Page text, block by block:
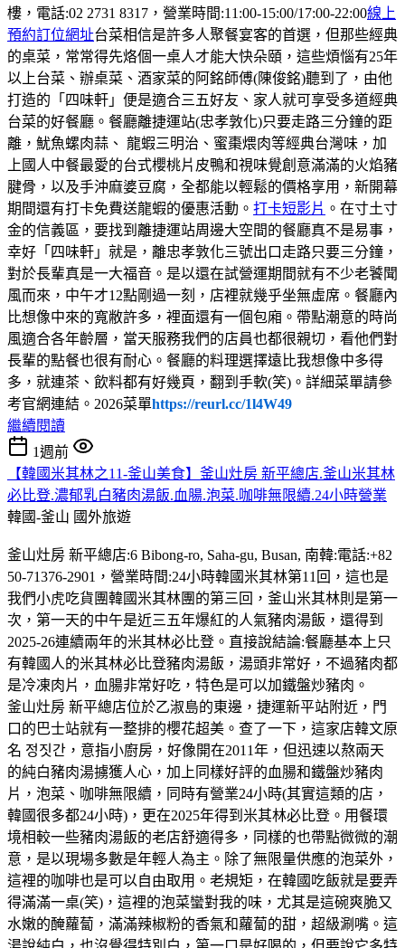
樓，電話:02 2731 8317，營業時間:11:00-15:00/17:00-22:00線上
預約訂位網址台菜相信是許多人聚餐宴客的首選，但那些經典
的桌菜，常常得先烙個一桌人才能大快朵頤，這些煩惱有25年
以上台菜、辦桌菜、酒家菜的阿銘師傅(陳俊銘)聽到了，由他
打造的「四味軒」便是適合三五好友、家人就可享受多道經典
台菜的好餐廳。餐廳離捷運站(忠孝敦化)只要走路三分鐘的距
離，魷魚螺肉蒜、 龍蝦三明治、蜜棗煨肉等經典台灣味，加
上國人中餐最愛的台式櫻桃片皮鴨和視味覺創意滿滿的火焰豬
腱骨，以及手沖麻婆豆腐，全都能以輕鬆的價格享用，新開幕
期間還有打卡免費送龍蝦的優惠活動。 打卡短影片 。在寸土寸
金的信義區，要找到離捷運站周邊大空間的餐廳真不是易事，
幸好「四味軒」就是，離忠孝敦化三號出口走路只要三分鐘，
對於長輩真是一大福音。是以還在試營運期間就有不少老饕聞
風而來，中午才12點剛過一刻，店裡就幾乎坐無虛席。餐廳內
比想像中來的寬敝許多，裡面還有一個包廂。帶點潮意的時尚
風適合各年齡層，當天服務我們的店員也都很親切，看他們對
長輩的點餐也很有耐心。餐廳的料理選擇遠比我想像中多得
多，就連茶、飲料都有好幾頁，翻到手軟(笑)。詳細菜單請參
考官網連結。2026菜單https://reurl.cc/1l4W49
繼續閱讀
1週前
【韓國米其林之11-釜山美食】釜山灶房 新平總店.釜山米其林
必比登.濃郁乳白豬肉湯飯.血腸.泡菜.咖啡無限續.24小時營業
韓國-釜山 國外旅遊
釜山灶房 新平總店:6 Bibong-ro, Saha-gu, Busan, 南韓:電話:+82
50-71376-2901，營業時間:24小時韓國米其林第11回，這也是
我們小虎吃貨團韓國米其林團的第三回，釜山米其林則是第一
次，第一天的中午是近三五年爆紅的人氣豬肉湯飯，還得到
2025-26連續兩年的米其林必比登。直接說結論:餐廳基本上只
有韓國人的米其林必比登豬肉湯飯，湯頭非常好，不過豬肉都
是冷凍肉片，血腸非常好吃，特色是可以加鐵盤炒豬肉。
釜山灶房 新平總店位於乙淑島的東邊，捷運新平站附近，門
口的巴士站就有一整排的櫻花超美。查了一下，這家店韓文原
名 정짓간，意指小廚房，好像開在2011年，但迅速以熬兩天
的純白豬肉湯擄獲人心，加上同樣好評的血腸和鐵盤炒豬肉
片，泡菜、咖啡無限續，同時有營業24小時(其實這類的店，
韓國很多都24小時)，更在2025年得到米其林必比登。用餐環
境相較一些豬肉湯飯的老店舒適得多，同樣的也帶點微微的潮
意，是以現場多數是年輕人為主。除了無限量供應的泡菜外，
這裡的咖啡也是可以自由取用。老規矩，在韓國吃飯就是要弄
得滿滿一桌(笑)，這裡的泡菜蠻對我的味，尤其是這碗爽脆又
水嫩的醃蘿蔔，滿滿辣椒粉的香氣和蘿蔔的甜，超級涮嘴。這